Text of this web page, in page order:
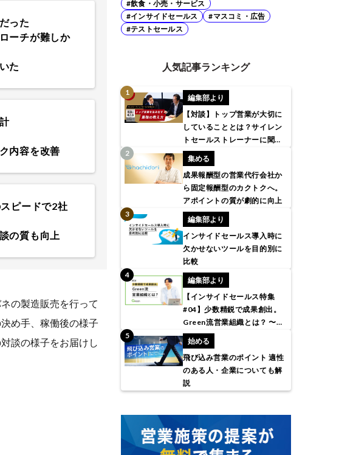
った
ーチが難しか
た
内容を改善
ピードで2社
の質も向上
の製造販売を行って
め手、稼働後の様子
談の様子をお届けし
#飲食・小売・サービス
#インサイドセールス
#マスコミ・広告
#テストセールス
人気記事ランキング
編集部より
【対談】トップ営業が大切に
していることとは？サイレン
トセールストレーナーに聞い
てみた
集める
成果報酬型の営業代行会社か
ら固定報酬型のカクトクへ。
アポイントの質が劇的に向上
編集部より
インサイドセールス導入時に
欠かせないツールを目的別に
比較
編集部より
【インサイドセールス特集
#04】少数精鋭で成果創出。
Green流営業組織とは？ 〜株
式会社アトラエ〜
始める
飛び込み営業のポイント 適性
のある人・企業についても解
説